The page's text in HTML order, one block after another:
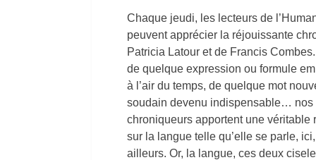
Chaque jeudi, les lecteurs de
peuvent apprécier la réjouissante
Patricia Latour et de Francis
de quelque expression ou formule
à l’air du temps, de quelque mot
soudain devenu indispensable… nos
chroniqueurs apportent une véritable
sur la langue telle qu’elle se parle,
ailleurs. Or, la langue, ces deux